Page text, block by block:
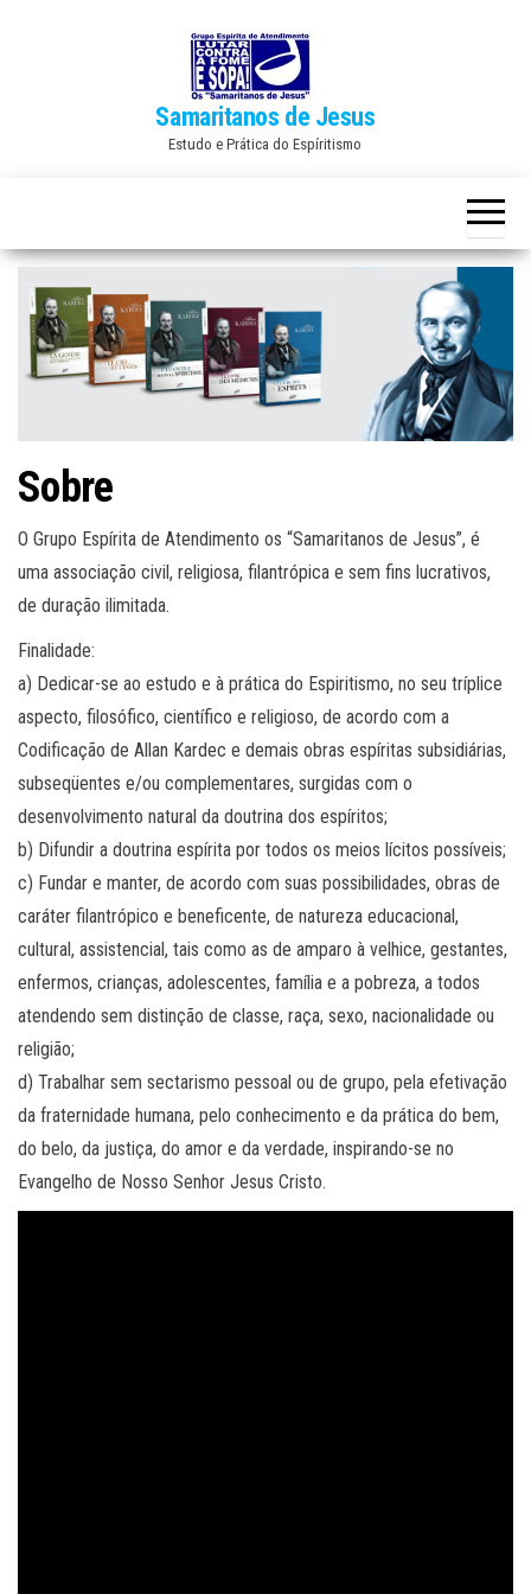
Samaritanos de Jesus
Estudo e Prática do Espíritismo
Sobre
O Grupo Espírita de Atendimento os “Samaritanos de Jesus”, é
uma associação civil, religiosa, filantrópica e sem fins lucrativos,
de duração ilimitada.
Finalidade:
a) Dedicar-se ao estudo e à prática do Espiritismo, no seu tríplice
aspecto, filosófico, científico e religioso, de acordo com a
Codificação de Allan Kardec e demais obras espíritas subsidiárias,
subseqüentes e/ou complementares, surgidas com o
desenvolvimento natural da doutrina dos espíritos;
b) Difundir a doutrina espírita por todos os meios lícitos possíveis;
c) Fundar e manter, de acordo com suas possibilidades, obras de
caráter filantrópico e beneficente, de natureza educacional,
cultural, assistencial, tais como as de amparo à velhice, gestantes,
enfermos, crianças, adolescentes, família e a pobreza, a todos
atendendo sem distinção de classe, raça, sexo, nacionalidade ou
religião;
d) Trabalhar sem sectarismo pessoal ou de grupo, pela efetivação
da fraternidade humana, pelo conhecimento e da prática do bem,
do belo, da justiça, do amor e da verdade, inspirando-se no
Evangelho de Nosso Senhor Jesus Cristo.